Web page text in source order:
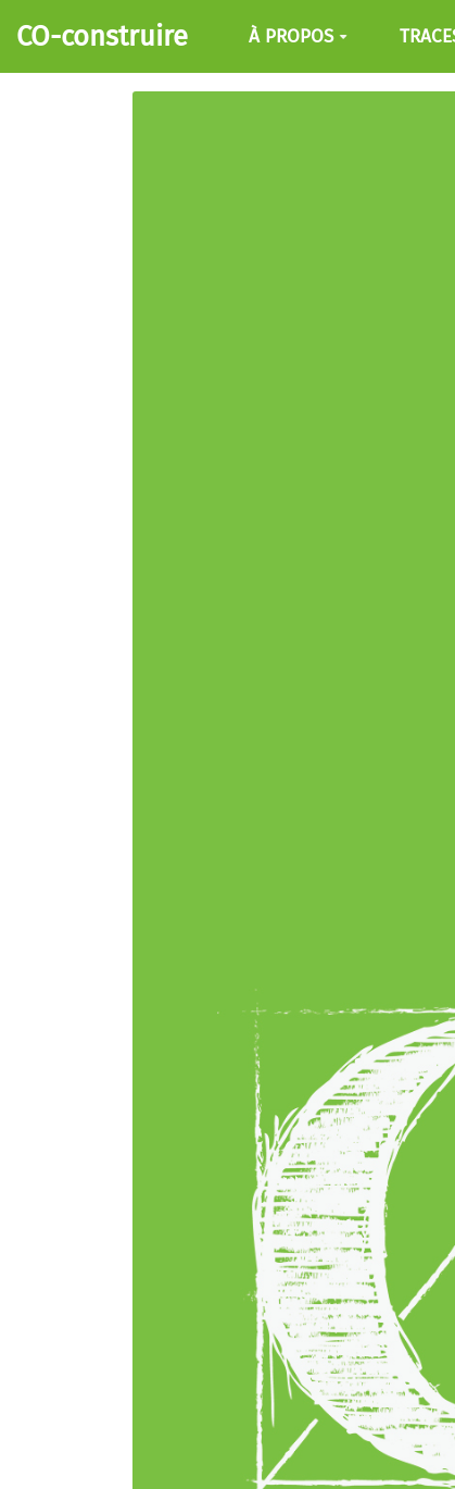
Aller au contenu principal
CO-construire À PROPOS